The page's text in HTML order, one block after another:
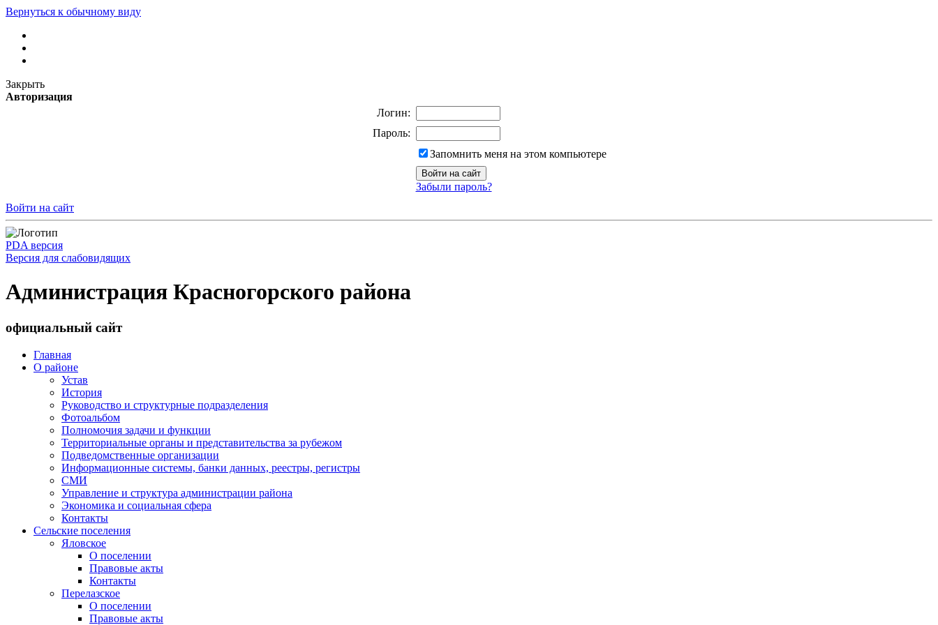
Вернуться к обычному виду
Закрыть
Авторизация
Логин:
Пароль:
Запомнить меня на этом компьютере
Забыли пароль?
Войти на сайт
PDA версия
Версия для слабовидящих
Администрация Красногорского района
официальный сайт
Главная
О районе
Устав
История
Руководство и структурные подразделения
Фотоальбом
Полномочия задачи и функции
Территориальные органы и представительства за рубежом
Подведомственные организации
Информационные системы, банки данных, реестры, регистры
СМИ
Управление и структура администрации района
Экономика и социальная сфера
Контакты
Сельские поселения
Яловское
О поселении
Правовые акты
Контакты
Перелазское
О поселении
Правовые акты